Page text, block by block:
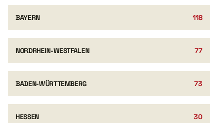
BAYERN 118
NORDRHEIN-WESTFALEN 77
BADEN-WÜRTTEMBERG 73
HESSEN 30